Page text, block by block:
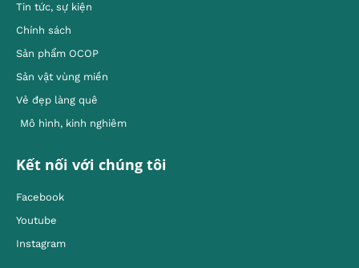
Tin tức, sự kiện
Chính sách
Sản phẩm OCOP
Sản vật vùng miền
Vẻ đẹp làng quê
Mô hình, kinh nghiêm
Kết nối với chúng tôi
Facebook
Youtube
Instagram